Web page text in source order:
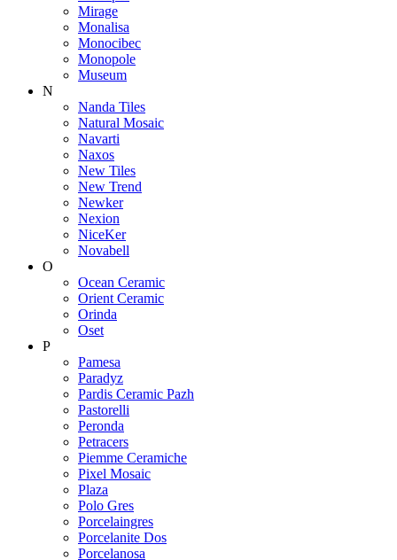
Mirage
Monalisa
Monocibec
Monopole
Museum
N
Nanda Tiles
Natural Mosaic
Navarti
Naxos
New Tiles
New Trend
Newker
Nexion
NiceKer
Novabell
O
Ocean Ceramic
Orient Ceramic
Orinda
Oset
P
Pamesa
Paradyz
Pardis Ceramic Pazh
Pastorelli
Peronda
Petracers
Piemme Ceramiche
Pixel Mosaic
Plaza
Polo Gres
Porcelaingres
Porcelanite Dos
Porcelanosa